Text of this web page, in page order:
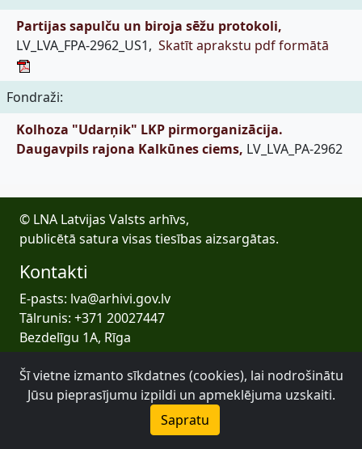
Partijas sapulču un biroja sēžu protokoli,
LV_LVA_FPA-2962_US1, Skatīt aprakstu pdf formātā
Fondraži:
Kolhoza "Udarņik" LKP pirmorganizācija.
Daugavpils rajona Kalkūnes ciems, LV_LVA_PA-2962
© LNA Latvijas Valsts arhīvs,
publicētā satura visas tiesības aizsargātas.
Kontakti
E-pasts: lva@arhivi.gov.lv
Tālrunis: +371 20027447
Bezdelīgu 1A, Rīga
Latvijas Valsts arhīvs
Šī vietne izmanto sīkdatnes (cookies), lai nodrošinātu
Jūsu pieprasījumu izpildi un apmeklējuma uzskaiti.
Sapratu